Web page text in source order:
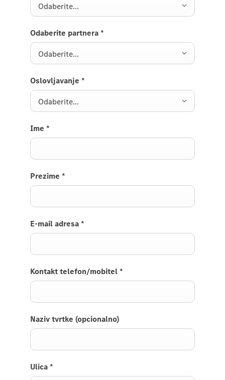
Odaberite...
Odaberite partnera *
Odaberite...
Oslovljavanje *
Odaberite...
Ime *
Prezime *
E-mail adresa *
Kontakt telefon/mobitel *
Naziv tvrtke (opcionalno)
Ulica *